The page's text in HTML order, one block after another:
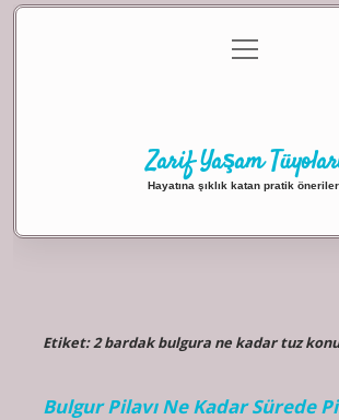
Gizlilik Politikası
menüyü
aç
Zarif Yaşam
Hayatına şıklık katan pratik
Etiket:2 bardak bulgura ne kadar tuz
Bulgur Pilavı Ne Kadar Sürede